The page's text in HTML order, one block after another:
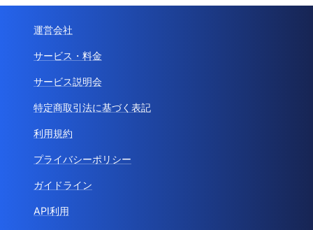
運営会社
サービス・料金
サービス説明会
特定商取引法に基づく表記
利用規約
プライバシーポリシー
ガイドライン
API利用